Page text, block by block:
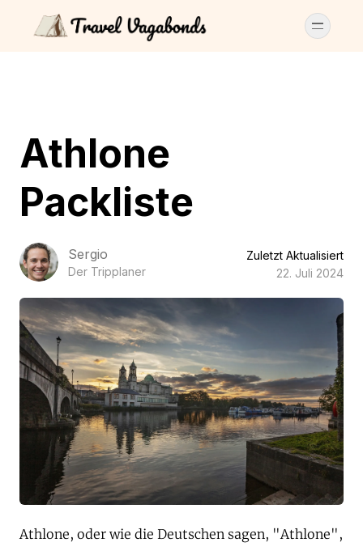
Athlone
Packliste
Sergio
Der Tripplaner
Zuletzt Aktualisiert
22. Juli 2024
Athlone, oder wie die Deutschen sagen, "Athlone",